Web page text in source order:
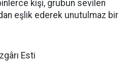
kişi, grubun sevilen
eşlik ederek unutulmaz bir
Esti